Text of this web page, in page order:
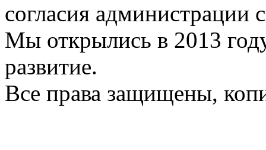
согласия администрации
Мы открылись в 2013
развитие.
Все права защищены,